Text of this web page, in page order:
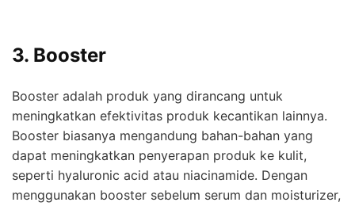
3. Booster
Booster adalah produk yang dirancang untuk
meningkatkan efektivitas produk kecantikan lainnya.
Booster biasanya mengandung bahan-bahan yang
dapat meningkatkan penyerapan produk ke kulit,
seperti hyaluronic acid atau niacinamide. Dengan
menggunakan booster sebelum serum dan moisturizer,